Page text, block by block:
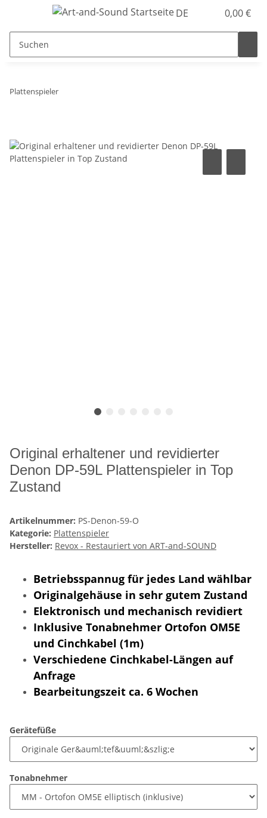
DE 0,00 €
Plattenspieler
Original erhaltener und revidierter
Denon DP-59L Plattenspieler in Top
Zustand
Artikelnummer: PS-Denon-59-O
Kategorie: Plattenspieler
Hersteller: Revox - Restauriert von ART-and-SOUND
Betriebsspannug für jedes Land wählbar
Originalgehäuse in sehr gutem Zustand
Elektronisch und mechanisch revidiert
Inklusive Tonabnehmer Ortofon OM5E
und Cinchkabel (1m)
Verschiedene Cinchkabel-Längen auf
Anfrage
Bearbeitungszeit ca. 6 Wochen
Gerätefüße
Tonabnehmer